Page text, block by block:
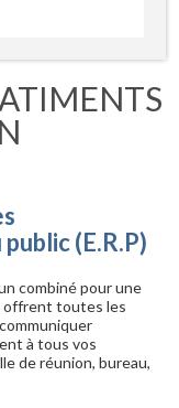
(E.R.P)
combiné pour une
offrent toutes les
à tous vos
de réunion, bureau,